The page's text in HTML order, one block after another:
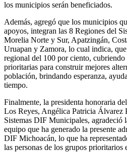
los municipios serán beneficiados.
Además, agregó que los municipios
apoyos, integran las 8 Regiones del
Morelia Norte y Sur, Apatzingán,
Uruapan y Zamora, lo cual indica,
regional del 100 por ciento, cubriendo
prioritarias para construir mejores
población, brindando esperanza,
tiempo.
Finalmente, la presidenta honoraria
Los Reyes, Angélica Patricia Álvarez
Sistemas DIF Municipales, agradeció
equipo que ha generado la presente
DIF Michoacán, lo que ha
las personas de los grupos prioritarios